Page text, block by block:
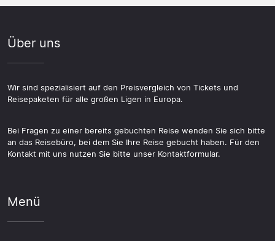
Über uns
Wir sind spezialisiert auf den Preisvergleich von Tickets und
Reisepaketen für alle großen Ligen in Europa.
Bei Fragen zu einer bereits gebuchten Reise wenden Sie sich bitte
an das Reisebüro, bei dem Sie Ihre Reise gebucht haben. Für den
Kontakt mit uns nutzen Sie bitte unser Kontaktformular.
Menü